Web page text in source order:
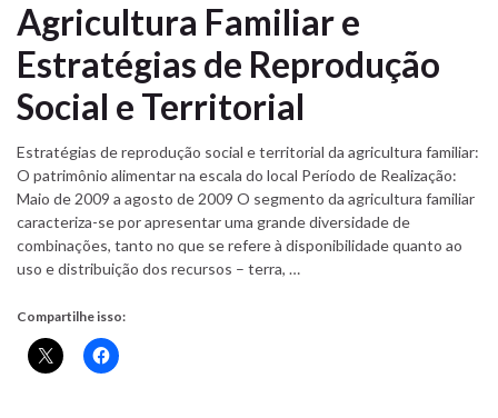
Agricultura Familiar e
Estratégias de Reprodução
Social e Territorial
Estratégias de reprodução social e territorial da agricultura familiar:
O patrimônio alimentar na escala do local Período de Realização:
Maio de 2009 a agosto de 2009 O segmento da agricultura familiar
caracteriza-se por apresentar uma grande diversidade de
combinações, tanto no que se refere à disponibilidade quanto ao
uso e distribuição dos recursos – terra, …
Compartilhe isso: